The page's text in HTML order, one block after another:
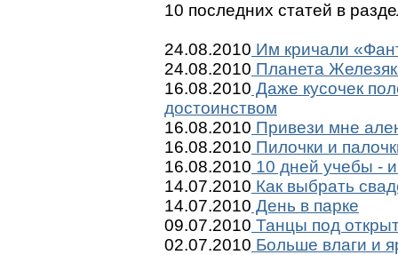
10 последних статей в
24.08.2010 Им кричали
24.08.2010 Планета
16.08.2010 Даже кусочек
достоинством
16.08.2010 Привези мне
16.08.2010 Пилочки и
16.08.2010 10 дней учебы -
14.07.2010 Как выбрать
14.07.2010 День в парке
09.07.2010 Танцы под
02.07.2010 Больше влаги и